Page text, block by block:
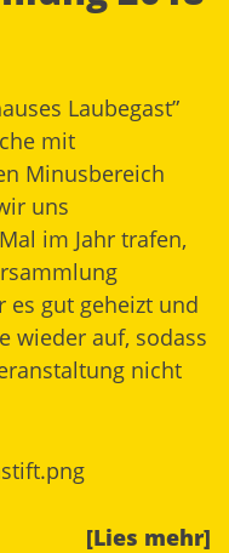
Laubegast”
mit
Minusbereich
uns
im Jahr trafen,
es gut geheizt und
wieder auf, sodass
nicht
[Lies mehr]